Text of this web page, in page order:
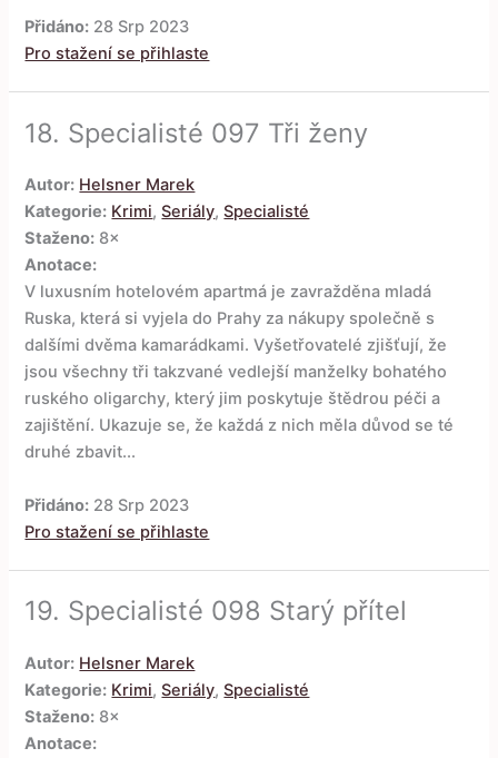
Přidáno: 28 Srp 2023
Pro stažení se přihlaste
18. Specialisté 097 Tři ženy
Autor: Helsner Marek
Kategorie: Krimi,Seriály,Specialisté
Staženo: 8×
Anotace:
V luxusním hotelovém apartmá je zavražděna mladá
Ruska, která si vyjela do Prahy za nákupy společně s
dalšími dvěma kamarádkami. Vyšetřovatelé zjišťují, že
jsou všechny tři takzvané vedlejší manželky bohatého
ruského oligarchy, který jim poskytuje štědrou péči a
zajištění. Ukazuje se, že každá z nich měla důvod se té
druhé zbavit...
Přidáno: 28 Srp 2023
Pro stažení se přihlaste
19. Specialisté 098 Starý přítel
Autor: Helsner Marek
Kategorie: Krimi,Seriály,Specialisté
Staženo: 8×
Anotace: